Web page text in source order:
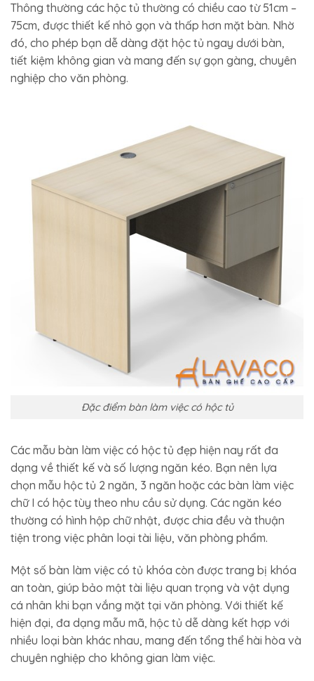
Thông thường các hộc tủ thường có chiều cao từ 51cm –
75cm, được thiết kế nhỏ gọn và thấp hơn mặt bàn. Nhờ
đó, cho phép bạn dễ dàng đặt hộc tủ ngay dưới bàn,
tiết kiệm không gian và mang đến sự gọn gàng, chuyên
nghiệp cho văn phòng.
Đặc điểm bàn làm việc có hộc tủ
Các mẫu bàn làm việc có hộc tủ đẹp hiện nay rất đa
dạng về thiết kế và số lượng ngăn kéo. Bạn nên lựa
chọn mẫu hộc tủ 2 ngăn, 3 ngăn hoặc các bàn làm việc
chữ I có hộc tùy theo nhu cầu sử dụng. Các ngăn kéo
thường có hình hộp chữ nhật, được chia đều và thuận
tiện trong việc phân loại tài liệu, văn phòng phẩm.
Một số bàn làm việc có tủ khóa còn được trang bị khóa
an toàn, giúp bảo mật tài liệu quan trọng và vật dụng
cá nhân khi bạn vắng mặt tại văn phòng. Với thiết kế
hiện đại, đa dạng mẫu mã, hộc tủ dễ dàng kết hợp với
nhiều loại bàn khác nhau, mang đến tổng thể hài hòa và
chuyên nghiệp cho không gian làm việc.